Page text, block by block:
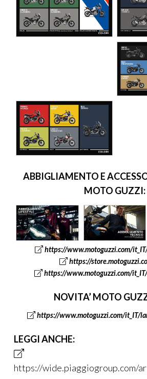
ABBIGLIAMENTO E
MOTO GUZZI:
https://www.motoguzzi.com/
https://
https://www.motoguzzi.com/it_IT/
NOVITA’ MOTO
https://www.motoguzzi.com/it_IT/
LEGGI ANCHE:
moto-guzzi-2026-video/index.html